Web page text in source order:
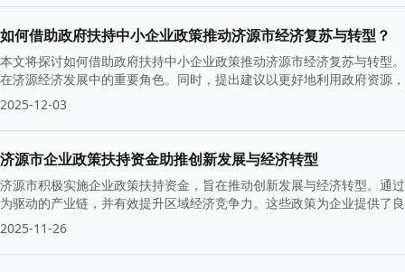
如何借助政府扶持中小企业政策推动济源市经济复苏与转型？
本文将探讨如何借助政府扶持中小企业政策推动济源市经济复苏与转型
在济源经济发展中的重要角色。同时，提出建议以更好地利用政府资源
2025-12-03
济源市企业政策扶持资金助推创新发展与经济转型
济源市积极实施企业政策扶持资金，旨在推动创新发展与经济转型。通
为驱动的产业链，并有效提升区域经济竞争力。这些政策为企业提供了
2025-11-26